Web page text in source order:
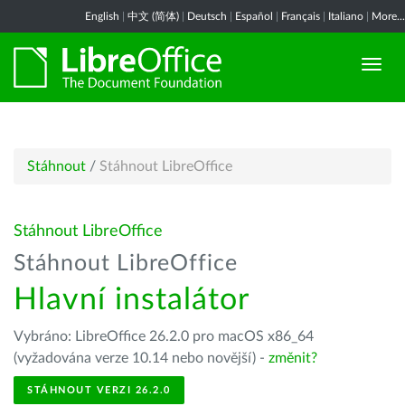
English 中文 (简体) Deutsch Español Français Italiano More...
Stáhnout / Stáhnout LibreOffice
Stáhnout LibreOffice
Stáhnout LibreOffice
Hlavní instalátor
Vybráno: LibreOffice 26.2.0 pro macOS x86_64
(vyžadována verze 10.14 nebo novější) - změnit?
STÁHNOUT VERZI 26.2.0